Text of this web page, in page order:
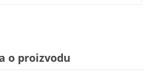
o proizvodu